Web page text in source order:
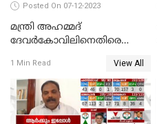
Posted On 07-12-2023
മന്ത്രി അഹമ്മദ്
ദേവർകോവിലിനെതിരെ
ആരോപണത്തിൽ
അന്വേഷണം
1 Min Read View All